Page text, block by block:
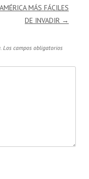
MÁS FÁCILES
DE INVADIR →
Los campos obligatorios